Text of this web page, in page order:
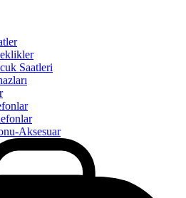
Saatleri
Aksesuar